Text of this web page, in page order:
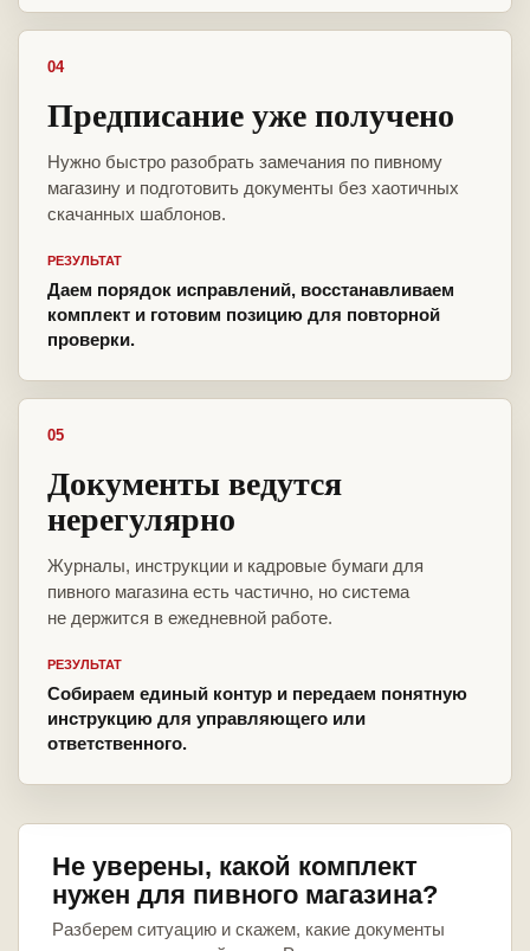
04
Предписание уже получено
Нужно быстро разобрать замечания по пивному
магазину и подготовить документы без хаотичных
скачанных шаблонов.
РЕЗУЛЬТАТ
Даем порядок исправлений, восстанавливаем
комплект и готовим позицию для повторной
проверки.
05
Документы ведутся
нерегулярно
Журналы, инструкции и кадровые бумаги для
пивного магазина есть частично, но система
не держится в ежедневной работе.
РЕЗУЛЬТАТ
Собираем единый контур и передаем понятную
инструкцию для управляющего или
ответственного.
Не уверены, какой комплект
нужен для пивного магазина?
Разберем ситуацию и скажем, какие документы